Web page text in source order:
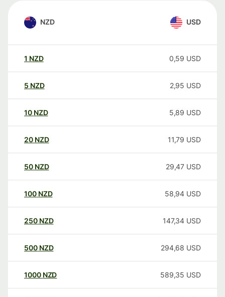
NZD USD
1 NZD 0,59 USD
5 NZD 2,95 USD
10 NZD 5,89 USD
20 NZD 11,79 USD
50 NZD 29,47 USD
100 NZD 58,94 USD
250 NZD 147,34 USD
500 NZD 294,68 USD
1000 NZD 589,35 USD